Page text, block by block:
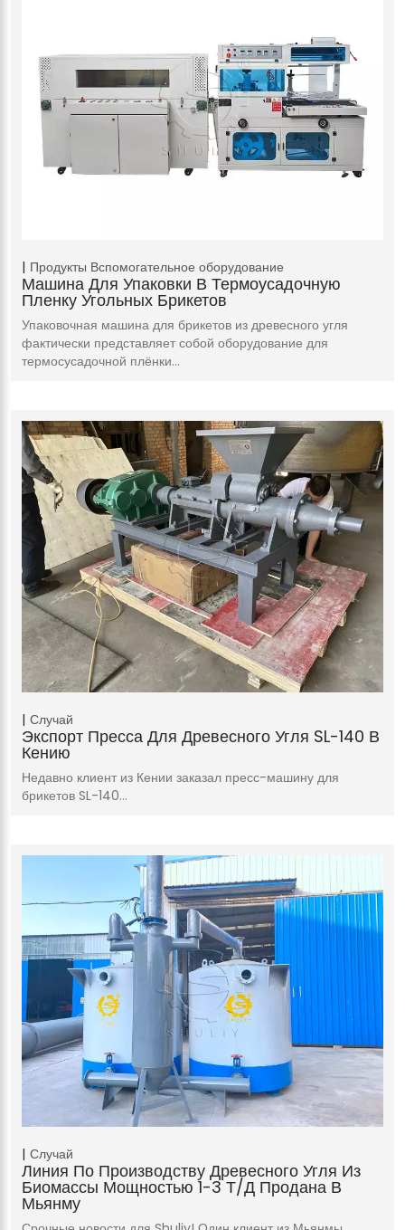
Продукты Вспомогательное оборудование
Машина Для Упаковки В Термоусадочную
Пленку Угольных Брикетов
Упаковочная машина для брикетов из древесного угля
фактически представляет собой оборудование для
термосусадочной плёнки…
Случай
Экспорт Пресса Для Древесного Угля SL-140 В
Кению
Недавно клиент из Кении заказал пресс-машину для
брикетов SL-140…
Случай
Линия По Производству Древесного Угля Из
Биомассы Мощностью 1-3 Т/д Продана В
Мьянму